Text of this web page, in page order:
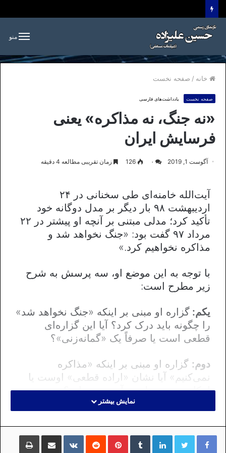
منو
خانه / صفحه نخست
صفحه نخست یادداشت‌های فارسی
«نه جنگ، نه مذاکره» یعنی
فرسایش ایران
آگوست 1, 2019 ۰ 126 زمان تقریبی مطالعه 4 دقیقه
آیت‌الله خامنه‌ای طی سخنانی در ۲۴
اردیبهشت ۹۸ بار دیگر بر مدل دوگانه خود
تأکید کرد؛ مدلی مبتنی بر آنچه او پیشتر در ۲۲
مرداد ۹۷ گفت بود: «جنگ نخواهد شد و
مذاکره نخواهیم کرد.»
با توجه به این موضع او، سه پرسش به شرح
زیر مطرح است:
یکم: گزاره او مبنی بر اینکه «جنگ نخواهد شد»
را چگونه باید درک کرد؟ آیا این گزاره‌ای
قطعی است یا صرفاً یک «گمانه‌زنی»؟
دوم: گزاره او مبنی بر اینکه «مذاکره
نمی‌کنیم» آیا نشان «اراده‌ قطعی» اوست یا
امکان تجدید نظر در آن وجود دارد؟
برون‌رفت از هر بحرانی محسوب می‌شوند،
نتیجه باقی ماندن در وضعیت «نه جنگ، نه
نمایش بیشتر
لینکداینتامبلر پینتریستReddit
VKontakte
اشتراک گذاری با ایمیل چاپ